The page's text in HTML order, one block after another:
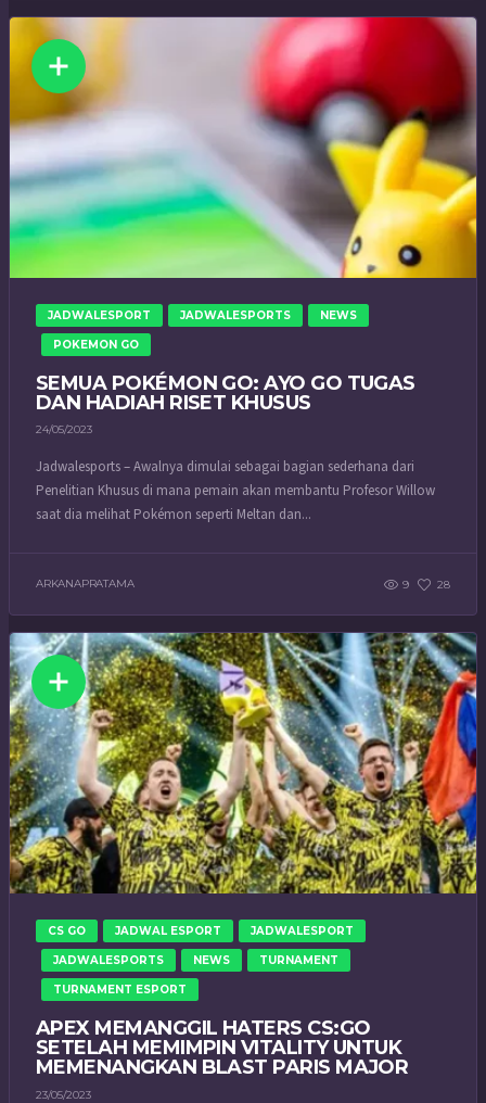
JADWALESPORT JADWALESPORTS NEWS
POKEMON GO
SEMUA POKÉMON GO: AYO GO TUGAS
DAN HADIAH RISET KHUSUS
24/05/2023
Jadwalesports – Awalnya dimulai sebagai bagian sederhana dari
Penelitian Khusus di mana pemain akan membantu Profesor Willow
saat dia melihat Pokémon seperti Meltan dan...
ARKANAPRATAMA 9 28
CS GO JADWAL ESPORT JADWALESPORT
JADWALESPORTS NEWS TURNAMENT
TURNAMENT ESPORT
APEX MEMANGGIL HATERS CS:GO
SETELAH MEMIMPIN VITALITY UNTUK
MEMENANGKAN BLAST PARIS MAJOR
23/05/2023